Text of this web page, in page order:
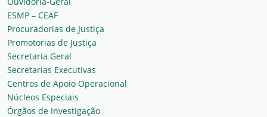
ESMP – CEAF
Procuradorias de Justiça
Promotorias de Justiça
Secretaria Geral
Secretarias Executivas
Centros de Apoio Operacional
Núcleos Especiais
Órgãos de Investigação